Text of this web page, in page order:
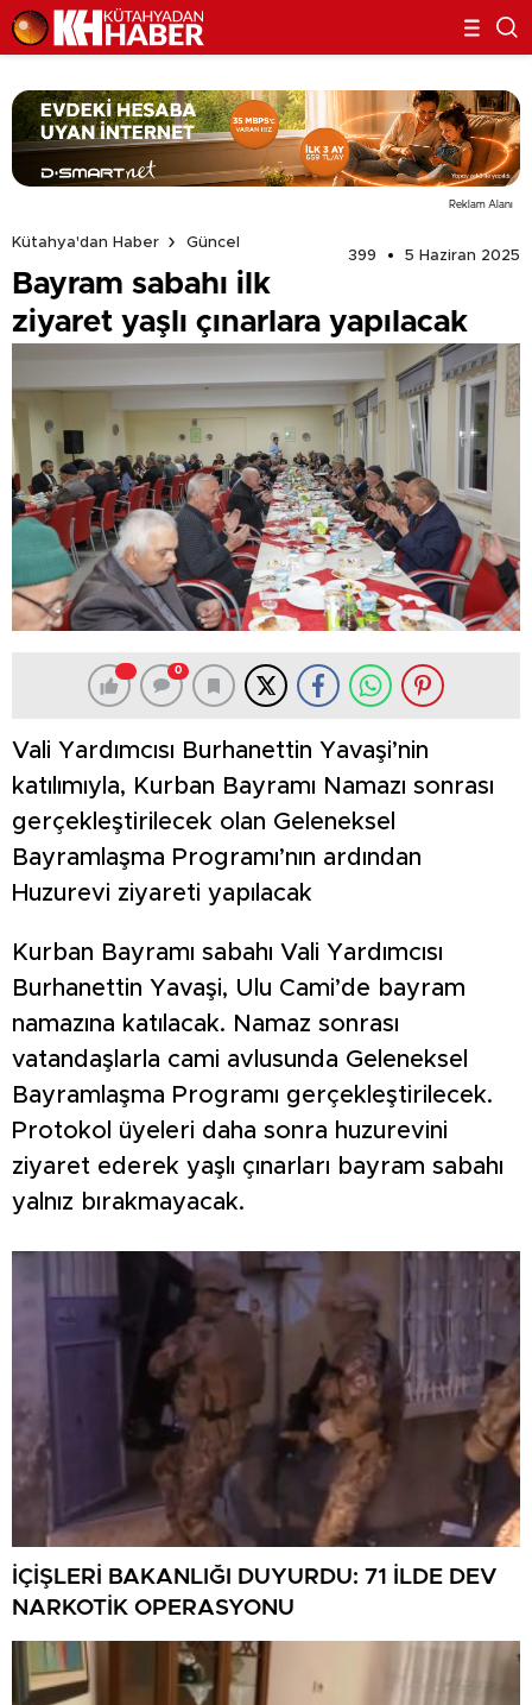
Reklam Alanı
Kütahya'dan Haber
Güncel
399
5 Haziran 2025
Bayram sabahı ilk
ziyaret yaşlı çınarlara yapılacak
0
Vali Yardımcısı Burhanettin Yavaşi’nin
katılımıyla, Kurban Bayramı Namazı sonrası
gerçekleştirilecek olan Geleneksel
Bayramlaşma Programı’nın ardından
Huzurevi ziyareti yapılacak
Kurban Bayramı sabahı Vali Yardımcısı
Burhanettin Yavaşi, Ulu Cami’de bayram
namazına katılacak. Namaz sonrası
vatandaşlarla cami avlusunda Geleneksel
Bayramlaşma Programı gerçekleştirilecek.
Protokol üyeleri daha sonra huzurevini
ziyaret ederek yaşlı çınarları bayram sabahı
yalnız bırakmayacak.
İÇİŞLERİ BAKANLIĞI DUYURDU: 71 İLDE DEV
NARKOTİK OPERASYONU